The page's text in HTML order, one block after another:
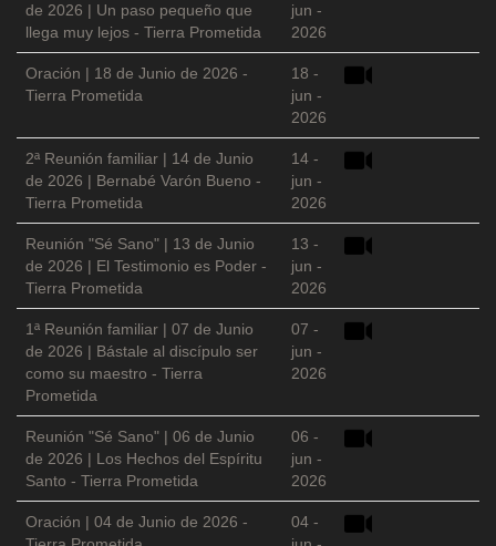
de 2026 | Un paso pequeño que
llega muy lejos - Tierra Prometida
jun -
2026
Oración | 18 de Junio de 2026 -
Tierra Prometida
18 -
jun -
2026
2ª Reunión familiar | 14 de Junio
de 2026 | Bernabé Varón Bueno -
Tierra Prometida
14 -
jun -
2026
Reunión "Sé Sano" | 13 de Junio
de 2026 | El Testimonio es Poder -
Tierra Prometida
13 -
jun -
2026
1ª Reunión familiar | 07 de Junio
de 2026 | Bástale al discípulo ser
como su maestro - Tierra
Prometida
07 -
jun -
2026
Reunión "Sé Sano" | 06 de Junio
de 2026 | Los Hechos del Espíritu
Santo - Tierra Prometida
06 -
jun -
2026
Oración | 04 de Junio de 2026 -
04 -